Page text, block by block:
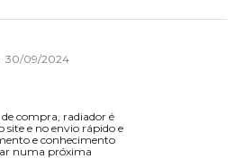
30/09/2024
compra, radiador é
e no envio rápido e
e conhecimento
numa próxima